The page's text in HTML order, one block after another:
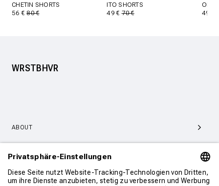
CHETIN SHORTS
56 €80 €
ITO SHORTS
49 €70 €
OLIN
49 €
WRSTBHVR
ABOUT
SERVICE & SUPPORT